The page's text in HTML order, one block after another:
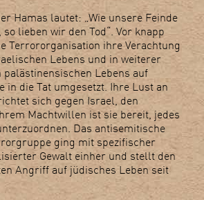
Hamas lautet: „Wie unsere Feinde
lieben wir den Tod“. Vor knapp
Terrororganisation ihre Verachtung
Lebens und in weiterer
palästinensischen Lebens auf
in die Tat umgesetzt. Ihre Lust an
sich gegen Israel, den
Machtwillen ist sie bereit, jedes
Das antisemitische
ging mit spezifischer
Gewalt einher und stellt den
Angriff auf jüdisches Leben seit